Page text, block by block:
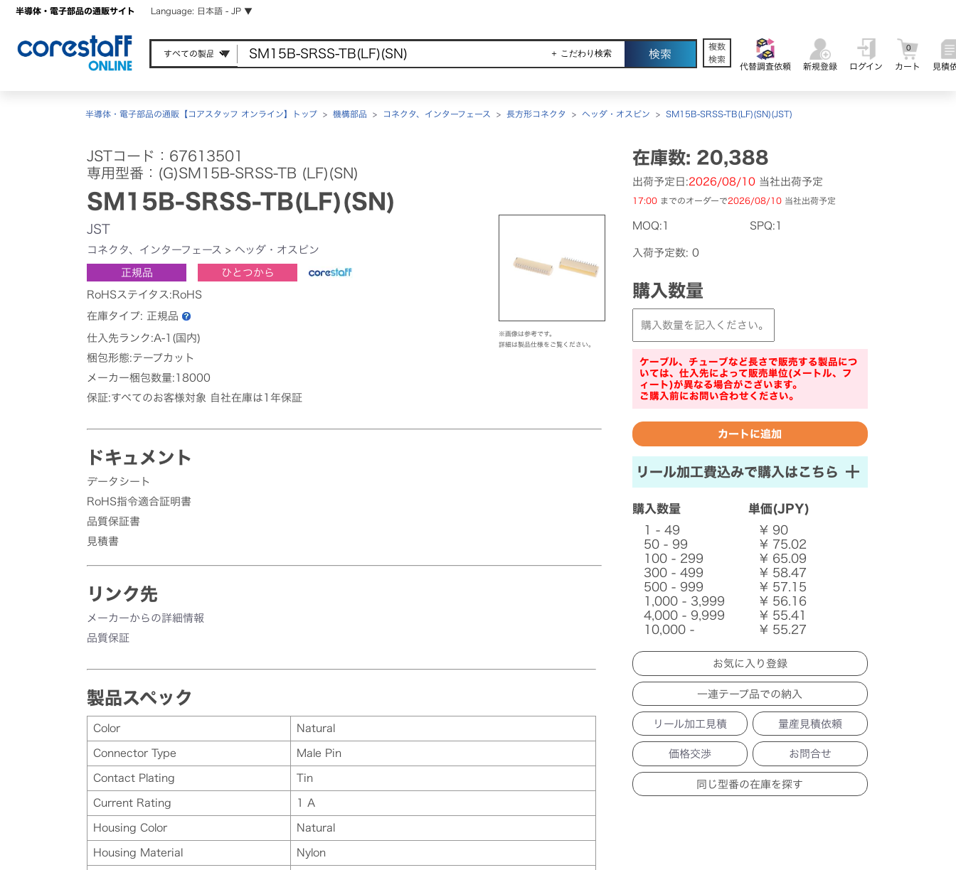
半導体・電子部品の通販サイト Language: 日本語 - JP ▼
＋ こだわり検索
複数
検索
代替調査依頼
新規登録 ログイン カート
0
見積
半導体・電子部品の通販【コアスタッフ オンライン】トップ > 機構部品 > コネクタ、インターフェース > 長方形コネクタ > ヘッダ・オスピン > SM15B-SRSS-TB(LF)(SN)(JST)
JSTコード：67613501
専用型番：(G)SM15B-SRSS-TB (LF)(SN)
SM15B-SRSS-TB(LF)(SN)
JST
コネクタ、インターフェース > ヘッダ・オスピン
正規品 ひとつから
RoHSステイタス:RoHS
在庫タイプ: 正規品
仕入先ランク:A-1(国内)
梱包形態:テープカット
メーカー梱包数量:18000
保証:すべてのお客様対象 自社在庫は1年保証
※画像は参考です。
詳細は製品仕様をご覧ください。
ドキュメント
データシート
RoHS指令適合証明書
品質保証書
見積書
リンク先
メーカーからの詳細情報
品質保証
製品スペック
Color Natural
Connector Type Male Pin
Contact Plating Tin
Current Rating 1 A
Housing Color Natural
Housing Material Nylon
在庫数: 20,388
出荷予定日:2026/08/10当社出荷予定
17:00までのオーダーで2026/08/10当社出荷予定
MOQ:1 SPQ:1
入荷予定数: 0
購入数量
ケーブル、チューブなど長さで販売する製品につ
いては、仕入先によって販売単位(メートル、フ
ィート)が異なる場合がございます。
ご購入前にお問い合わせください。
リール加工費込みで購入はこちら
購入数量
単価(JPY)
1 - 49
¥ 90
50 - 99
¥ 75.02
100 - 299
¥ 65.09
300 - 499
¥ 58.47
500 - 999
¥ 57.15
1,000 - 3,999
¥ 56.16
4,000 - 9,999
¥ 55.41
10,000 -
¥ 55.27
一連テープ品での納入
リール加工見積 量産見積依頼
価格交渉 お問合せ